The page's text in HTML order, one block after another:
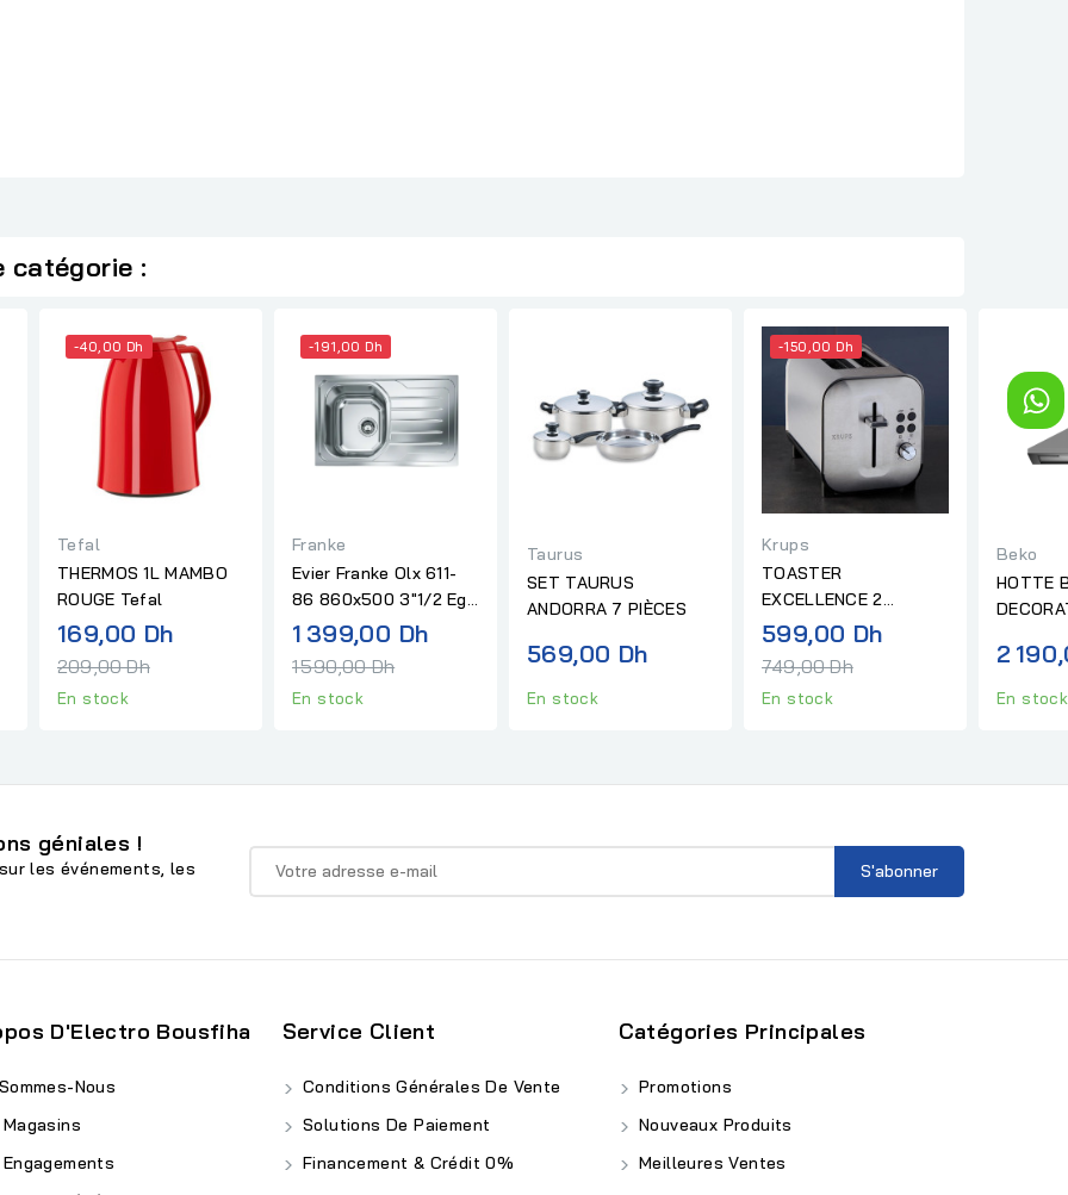
catégorie :
-40,00 Dh
Tefal
THERMOS 1L MAMBO
ROUGE Tefal
169,00 DhPrix
209,00 Dh
En stock
-191,00 Dh
Franke
Evier Franke Olx 611-
86 860x500 3"1/2 Egt
Droite
1 399,00 DhPrix
1 590,00 Dh
En stock
Taurus
SET TAURUS
ANDORRA 7 PIÈCES
569,00 Dh
En stock
-150,00 Dh
Krups
TOASTER
EXCELLENCE 2
FENTES THERMOSTAT
KRUPS
599,00 DhPrix
749,00 Dh
En stock
Beko
HOTTE
2
En stock
géniales !
les événements, les
D'Electro Bousfiha
Nous
Service Client
Conditions Générales De Vente
Solutions De Paiement
Financement & Crédit 0%
Catégories Principales
Promotions
Nouveaux Produits
Meilleures Ventes